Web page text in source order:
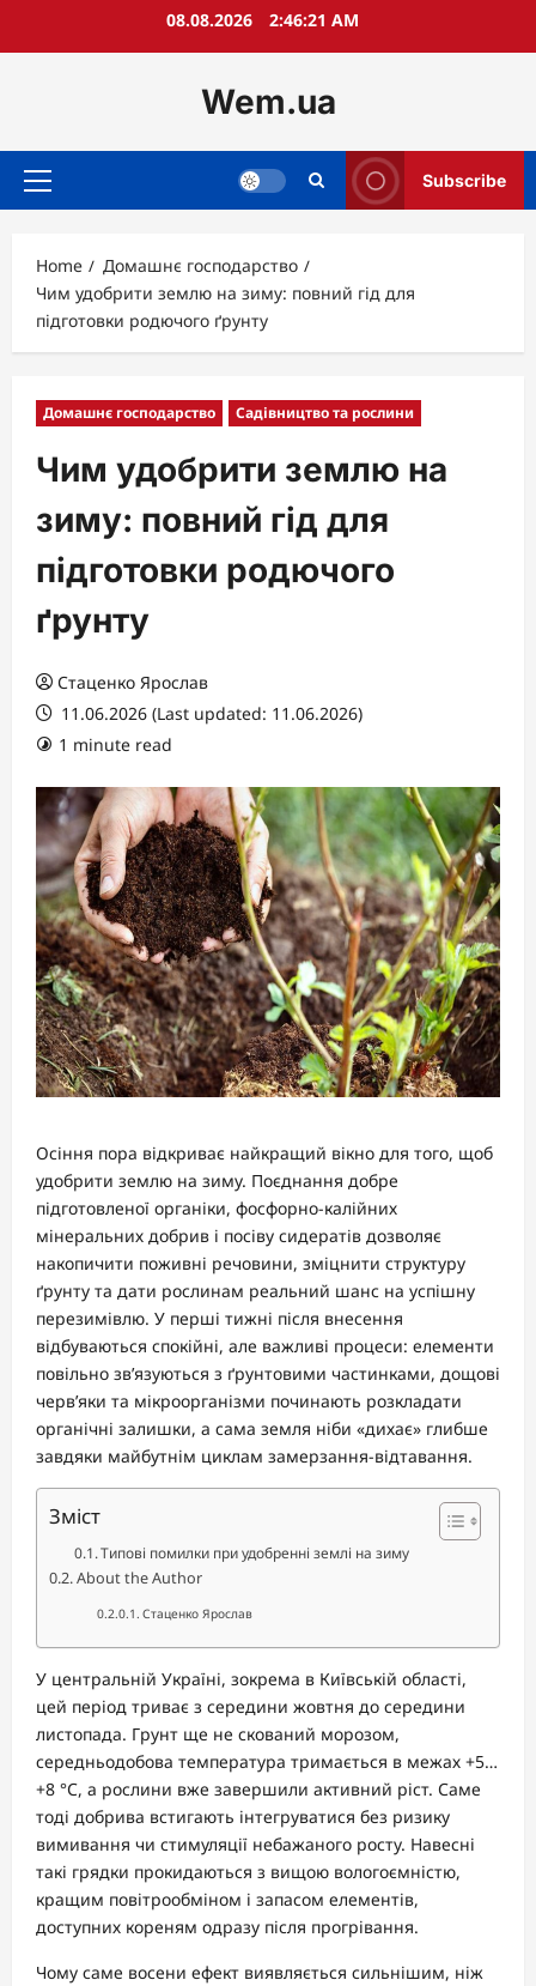
08.08.2026 2:46:22 AM
Wem.ua
Primary
Subscribe
Home
Домашнє господарство
Чим удобрити землю на зиму: повний гід для
підготовки родючого ґрунту
Домашнє господарство Садівництво та рослини
Чим удобрити землю на
зиму: повний гід для
підготовки родючого
ґрунту
Стаценко Ярослав
11.06.2026 (Last updated: 11.06.2026)
1 minute read
Осіння пора відкриває найкращий вікно для того, щоб
удобрити землю на зиму. Поєднання добре
підготовленої органіки, фосфорно-калійних
мінеральних добрив і посіву сидератів дозволяє
накопичити поживні речовини, зміцнити структуру
ґрунту та дати рослинам реальний шанс на успішну
перезимівлю. У перші тижні після внесення
відбуваються спокійні, але важливі процеси: елементи
повільно зв’язуються з ґрунтовими частинками, дощові
черв’яки та мікроорганізми починають розкладати
органічні залишки, а сама земля ніби «дихає» глибше
завдяки майбутнім циклам замерзання-відтавання.
Зміст
Типові помилки при удобренні землі на зиму
About the Author
Стаценко Ярослав
У центральній Україні, зокрема в Київській області,
цей період триває з середини жовтня до середини
листопада. Грунт ще не скований морозом,
середньодобова температура тримається в межах +5…
+8 °C, а рослини вже завершили активний ріст. Саме
тоді добрива встигають інтегруватися без ризику
вимивання чи стимуляції небажаного росту. Навесні
такі грядки прокидаються з вищою вологоємністю,
кращим повітрообміном і запасом елементів,
доступних кореням одразу після прогрівання.
Чому саме восени ефект виявляється сильнішим, ніж